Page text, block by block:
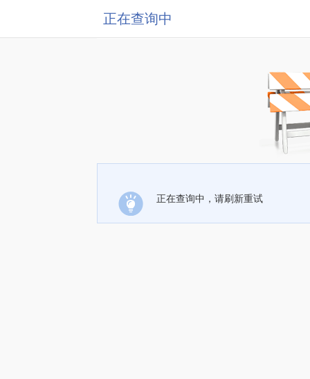
正在查询中
正在查询中，请刷新重试